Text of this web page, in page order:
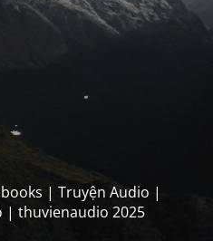
| Truyện Audio |
| thuvienaudio 2025